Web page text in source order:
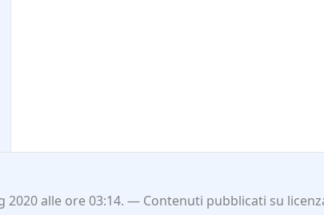
alle ore 03:14. Contenuti pubblicati su